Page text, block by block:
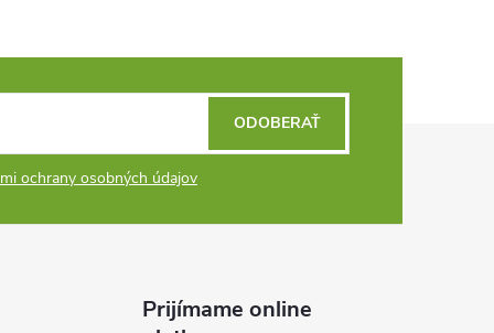
ochrany osobných údajov
ODOBERAŤ
Prijímame online